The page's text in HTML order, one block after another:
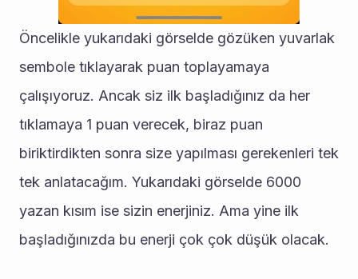
Öncelikle yukarıdaki görselde gözüken yuvarlak
sembole tıklayarak puan toplayamaya
çalışıyoruz. Ancak siz ilk başladığınız da her
tıklamaya 1 puan verecek, biraz puan
biriktirdikten sonra size yapılması gerekenleri tek
tek anlatacağım. Yukarıdaki görselde 6000
yazan kısım ise sizin enerjiniz. Ama yine ilk
başladığınızda bu enerji çok çok düşük olacak.